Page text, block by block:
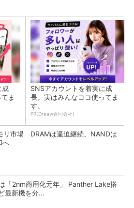
成
ま
SNSアカウントを着実に成
長。実はみんなココ使ってま
す。
PR(Dreaw合同会社)
リ市場 DRAMは逼迫継続、NANDは
へ
「2nm商用化元年」 Panther Lake搭
最新機を分...